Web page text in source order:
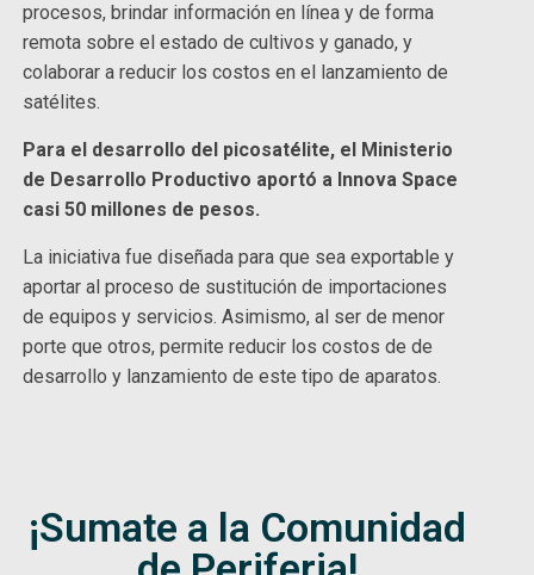
procesos, brindar información en línea y de forma
remota sobre el estado de cultivos y ganado, y
colaborar a reducir los costos en el lanzamiento de
satélites.
Para el desarrollo del picosatélite, el Ministerio
de Desarrollo Productivo aportó a Innova Space
casi 50 millones de pesos.
La iniciativa fue diseñada para que sea exportable y
aportar al proceso de sustitución de importaciones
de equipos y servicios. Asimismo, al ser de menor
porte que otros, permite reducir los costos de de
desarrollo y lanzamiento de este tipo de aparatos.
¡Sumate a la Comunidad